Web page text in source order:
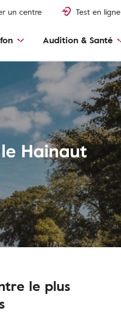
un centre Test en ligne
Audition & Santé
Hainaut
le plus